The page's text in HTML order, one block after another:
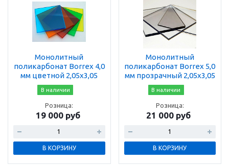
Монолитный
поликарбонат Borrex 4,0
мм цветной 2,05х3,05
В наличии
Розница:
19 000 руб
В КОРЗИНУ
Монолитный
поликарбонат Borrex 5,0
мм прозрачный 2,05х3,05
В наличии
Розница:
21 000 руб
В КОРЗИНУ